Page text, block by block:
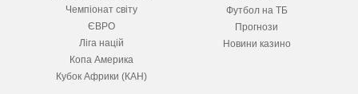
Чемпіонат світу
ЄВРО
Ліга націй
Копа Америка
Кубок Африки (КАН)
Футбол на ТБ
Прогнози
Новини казино